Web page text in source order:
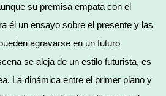
su premisa empata con el
él un ensayo sobre el presente y las
agravarse en un futuro
se aleja de un estilo futurista, es
La dinámica entre el primer plano y